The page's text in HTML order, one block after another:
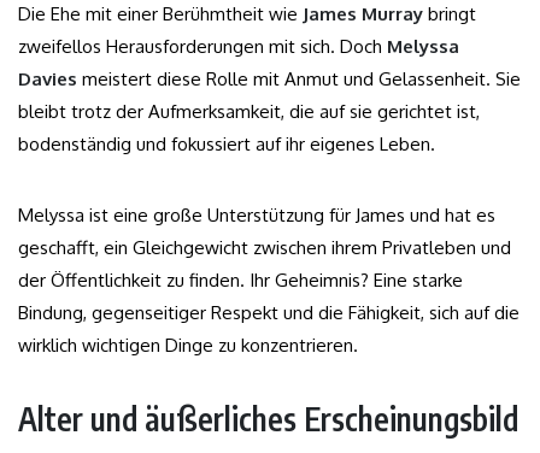
Die Ehe mit einer Berühmtheit wie James Murray bringt
zweifellos Herausforderungen mit sich. Doch Melyssa
Davies meistert diese Rolle mit Anmut und Gelassenheit. Sie
bleibt trotz der Aufmerksamkeit, die auf sie gerichtet ist,
bodenständig und fokussiert auf ihr eigenes Leben.
Melyssa ist eine große Unterstützung für James und hat es
geschafft, ein Gleichgewicht zwischen ihrem Privatleben und
der Öffentlichkeit zu finden. Ihr Geheimnis? Eine starke
Bindung, gegenseitiger Respekt und die Fähigkeit, sich auf die
wirklich wichtigen Dinge zu konzentrieren.
Alter und äußerliches Erscheinungsbild